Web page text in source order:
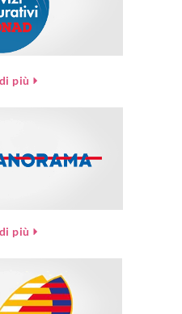
più
più